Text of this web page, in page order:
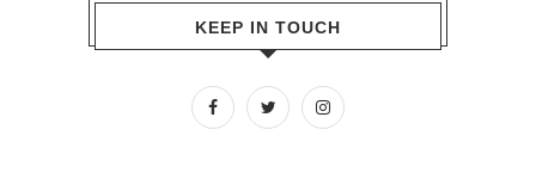
KEEP IN TOUCH